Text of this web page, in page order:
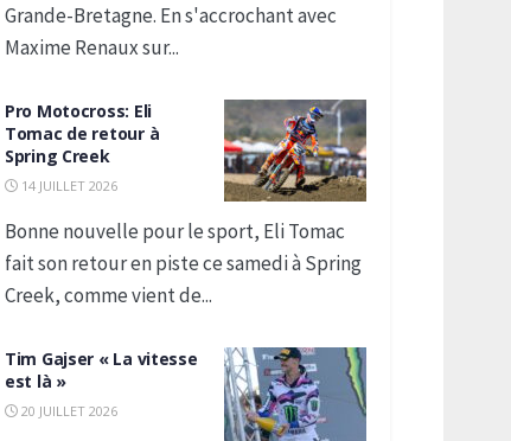
Grande-Bretagne. En s'accrochant avec
Maxime Renaux sur...
Pro Motocross: Eli
Tomac de retour à
Spring Creek
14 JUILLET 2026
Bonne nouvelle pour le sport, Eli Tomac
fait son retour en piste ce samedi à Spring
Creek, comme vient de...
Tim Gajser « La vitesse
est là »
20 JUILLET 2026